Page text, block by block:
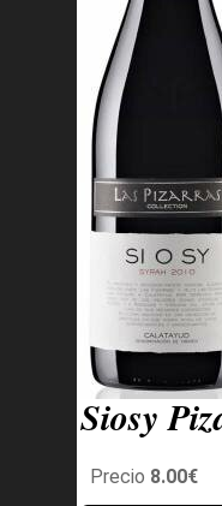
Siosy
Precio 8.00€